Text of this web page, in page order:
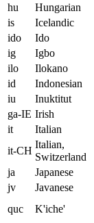
hu
Hungarian
is
Icelandic
ido
Ido
ig
Igbo
ilo
Ilokano
id
Indonesian
iu
Inuktitut
ga-IE Irish
it
Italian
it-CH
Italian,
Switzerland
ja
Japanese
jv
Javanese
quc
K'iche'